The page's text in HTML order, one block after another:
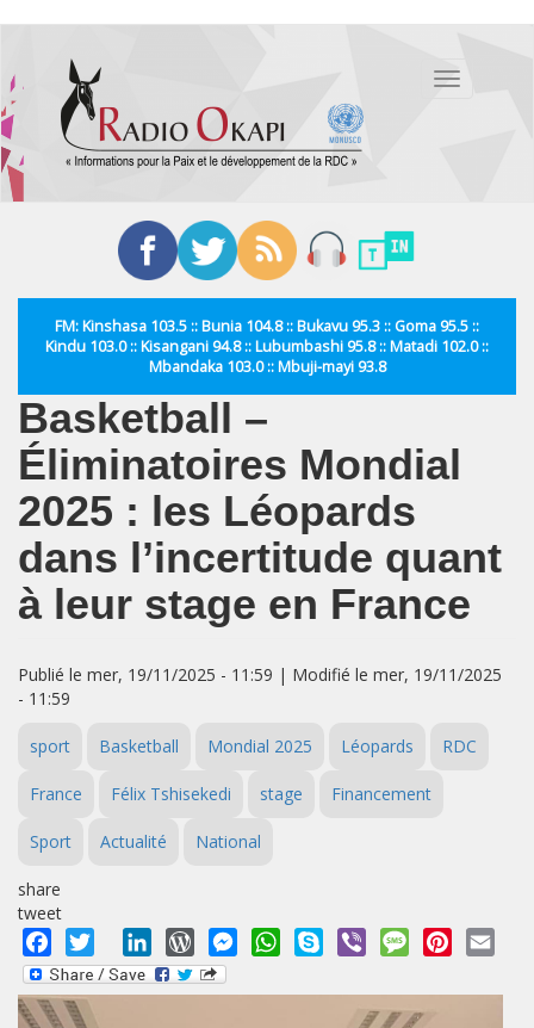
contenu
principal
Toggle
FM: Kinshasa 103.5 :: Bunia 104.8 :: Bukavu 95.3 :: Goma 95.5 ::
Kindu 103.0 :: Kisangani 94.8 :: Lubumbashi 95.8 :: Matadi 102.0 ::
Mbandaka 103.0 :: Mbuji-mayi 93.8
Basketball –
Éliminatoires Mondial
2025 : les Léopards
dans l’incertitude quant
à leur stage en France
Publié le mer, 19/11/2025 - 11:59 | Modifié le mer, 19/11/2025
- 11:59
sport Basketball Mondial 2025 Léopards RDC
France Félix Tshisekedi stage Financement
Sport Actualité National
share
tweet
Facebook
Twitter LinkedInWordPressMessengerWhatsApp
Skype Viber MessagePinterest